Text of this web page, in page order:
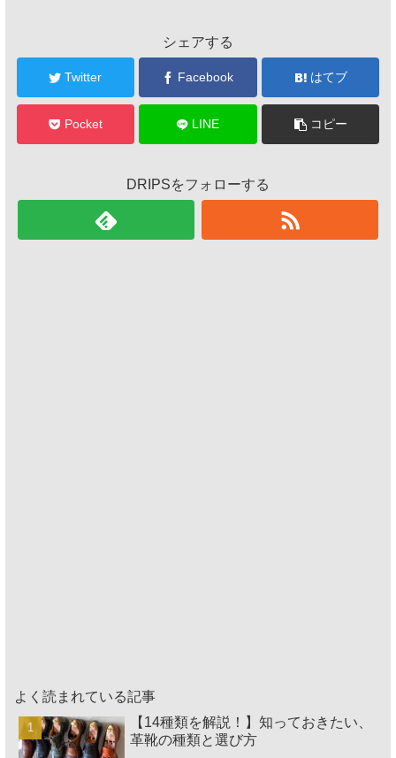
シェアする
Twitter Facebook はてブ
Pocket LINE コピー
DRIPSをフォローする
よく読まれている記事
【14種類を解説！】知っておきたい、
革靴の種類と選び方